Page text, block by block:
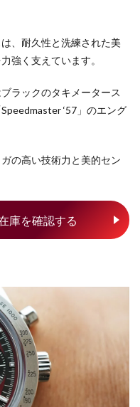
、耐久性と洗練された美
強く支えています。
ラックのタキメータース
‘57」のエング
の高い技術力と美的セン
庫を確認する